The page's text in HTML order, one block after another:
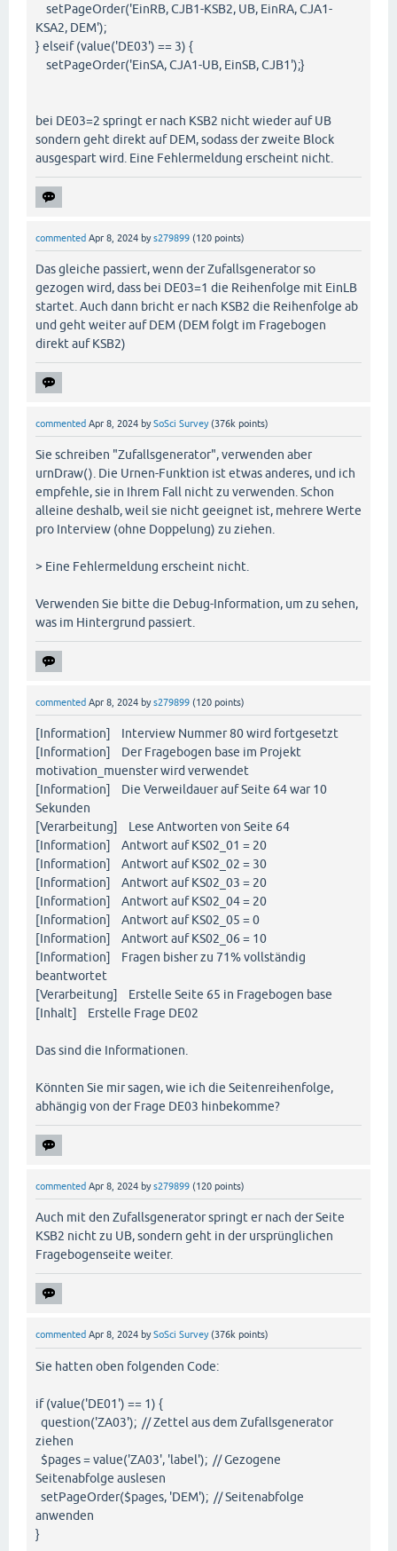
setPageOrder('EinRB, CJB1-KSB2, UB, EinRA, CJA1-
KSA2, DEM');
} elseif (value('DE03') == 3) {
setPageOrder('EinSA, CJA1-UB, EinSB, CJB1');}
bei DE03=2 springt er nach KSB2 nicht wieder auf UB
sondern geht direkt auf DEM, sodass der zweite Block
ausgespart wird. Eine Fehlermeldung erscheint nicht.
commented Apr 8, 2024 bys279899 (120 points)
Das gleiche passiert, wenn der Zufallsgenerator so
gezogen wird, dass bei DE03=1 die Reihenfolge mit EinLB
startet. Auch dann bricht er nach KSB2 die Reihenfolge ab
und geht weiter auf DEM (DEM folgt im Fragebogen
direkt auf KSB2)
commented Apr 8, 2024 bySoSci Survey (376k points)
Sie schreiben "Zufallsgenerator", verwenden aber
urnDraw(). Die Urnen-Funktion ist etwas anderes, und ich
empfehle, sie in Ihrem Fall nicht zu verwenden. Schon
alleine deshalb, weil sie nicht geeignet ist, mehrere Werte
pro Interview (ohne Doppelung) zu ziehen.
> Eine Fehlermeldung erscheint nicht.
Verwenden Sie bitte die Debug-Information, um zu sehen,
was im Hintergrund passiert.
commented Apr 8, 2024 bys279899 (120 points)
[Information] Interview Nummer 80 wird fortgesetzt
[Information] Der Fragebogen base im Projekt
motivation_muenster wird verwendet
[Information] Die Verweildauer auf Seite 64 war 10
Sekunden
[Verarbeitung] Lese Antworten von Seite 64
[Information] Antwort auf KS02_01 = 20
[Information] Antwort auf KS02_02 = 30
[Information] Antwort auf KS02_03 = 20
[Information] Antwort auf KS02_04 = 20
[Information] Antwort auf KS02_05 = 0
[Information] Antwort auf KS02_06 = 10
[Information] Fragen bisher zu 71% vollständig
beantwortet
[Verarbeitung] Erstelle Seite 65 in Fragebogen base
[Inhalt] Erstelle Frage DE02
Das sind die Informationen.
Könnten Sie mir sagen, wie ich die Seitenreihenfolge,
abhängig von der Frage DE03 hinbekomme?
commented Apr 8, 2024 bys279899 (120 points)
Auch mit den Zufallsgenerator springt er nach der Seite
KSB2 nicht zu UB, sondern geht in der ursprünglichen
Fragebogenseite weiter.
commented Apr 8, 2024 bySoSci Survey (376k points)
Sie hatten oben folgenden Code:
if (value('DE01') == 1) {
question('ZA03'); // Zettel aus dem Zufallsgenerator
ziehen
$pages = value('ZA03', 'label'); // Gezogene
Seitenabfolge auslesen
setPageOrder($pages, 'DEM'); // Seitenabfolge
anwenden
}